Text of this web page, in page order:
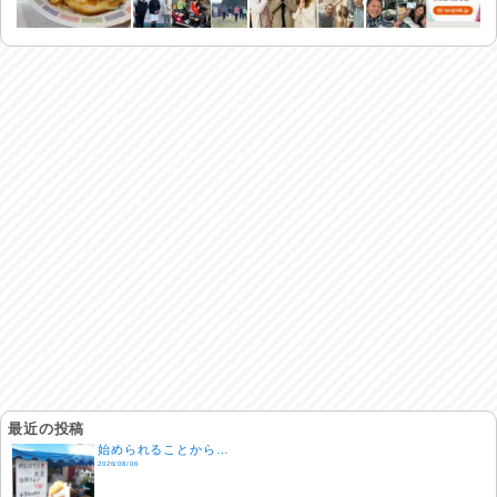
最近の投稿
始められることから…
2026/08/06